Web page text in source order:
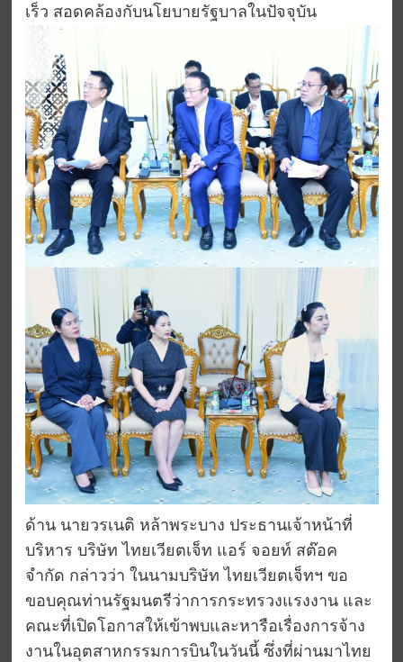
เร็ว สอดคล้องกับนโยบายรัฐบาลในปัจจุบัน
ด้าน นายวรเนติ หล้าพระบาง ประธานเจ้าหน้าที่
บริหาร บริษัท ไทยเวียตเจ็ท แอร์ จอยท์ สต๊อค
จำกัด กล่าวว่า ในนามบริษัท ไทยเวียตเจ็ทฯ ขอ
ขอบคุณท่านรัฐมนตรีว่าการกระทรวงแรงงาน และ
คณะที่เปิดโอกาสให้เข้าพบและหารือเรื่องการจ้าง
งานในอุตสาหกรรมการบินในวันนี้ ซึ่งที่ผ่านมาไทย